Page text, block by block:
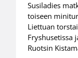
Susiladies
toiseen
Liettuan
Fryshusetissa
Ruotsin